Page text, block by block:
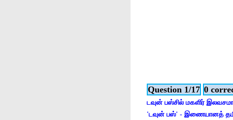
Question 1/17 0
டவுன் பஸ்சில் மகளிர்
'டவுன் பஸ்' - இணையானத்